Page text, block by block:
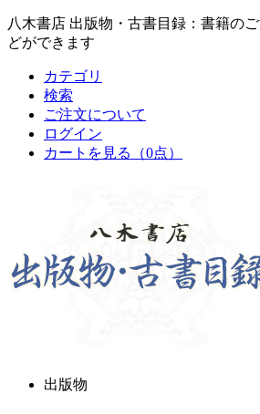
八木書店 出版物・古書目録：書籍の
どができます
カテゴリ
検索
ご注文について
ログイン
カートを見る
（0点）
出版物